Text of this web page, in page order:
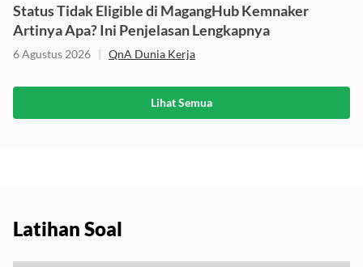
Status Tidak Eligible di MagangHub Kemnaker
Artinya Apa? Ini Penjelasan Lengkapnya
6 Agustus 2026 | QnA Dunia Kerja
Lihat Semua
Latihan Soal